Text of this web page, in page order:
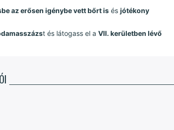
az erősen igénybe vett bőrt is és jótékony
t és látogass el a VII. kerületben lévő